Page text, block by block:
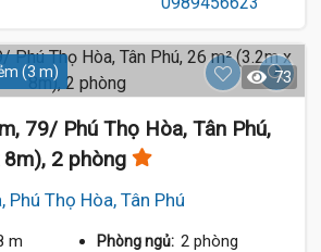
(3 m) 73
79/ Phú Thọ Hòa, Tân Phú,
8m), 2 phòng
Phú Thọ Hòa, Tân Phú
m Phòng ngủ: 2 phòng
3.25 Tỷ